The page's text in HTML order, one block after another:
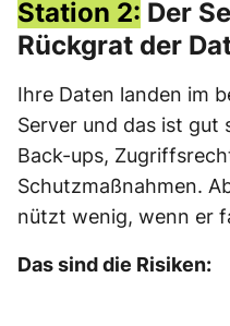
Station 2: Der
Rückgrat der
Ihre Daten landen im
Server und das ist gut
Back-ups,
Schutzmaßnahmen.
nützt wenig, wenn er
Das sind die Risiken: